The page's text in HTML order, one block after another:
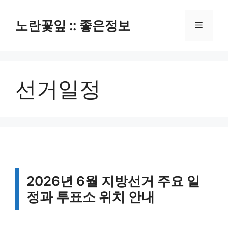
노란꽃잎 :: 좋은정보 메
선거일정
2026년 6월 지방선거 주요 일
정과 투표소 위치 안내